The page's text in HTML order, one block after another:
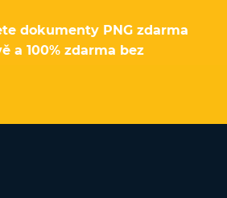
dokumenty PNG zdarma
a 100% zdarma bez